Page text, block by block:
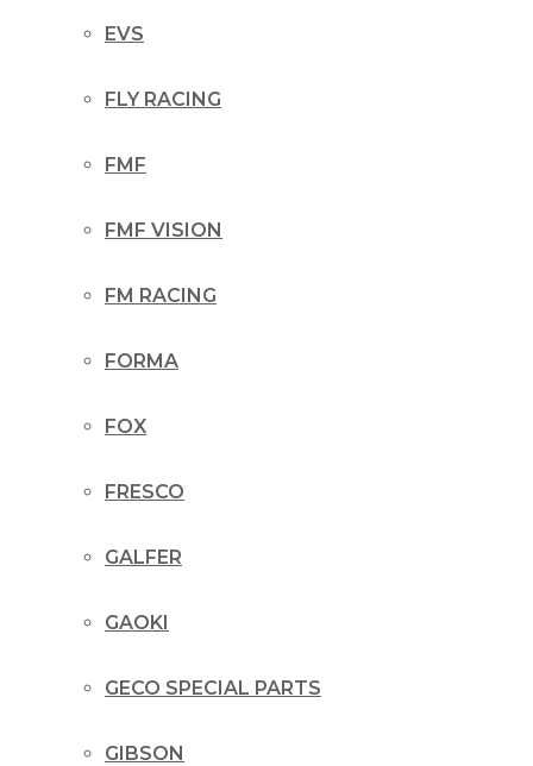
EVS
FLY RACING
FMF
FMF VISION
FM RACING
FORMA
FOX
FRESCO
GALFER
GAOKI
GECO SPECIAL PARTS
GIBSON